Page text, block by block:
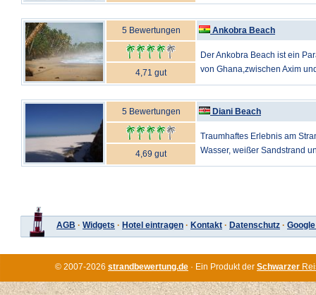
5 Bewertungen Ankobra Beach
Der Ankobra Beach ist ein
von Ghana,zwischen Axim
4,71 gut
5 Bewertungen Diani Beach
Traumhaftes Erlebnis am
Wasser, weißer Sandstrand
4,69 gut
AGB · Widgets · Hotel eintragen · Kontakt · Datenschutz ·
© 2007-2026 strandbewertung.de · Ein Produkt der Schwarzer